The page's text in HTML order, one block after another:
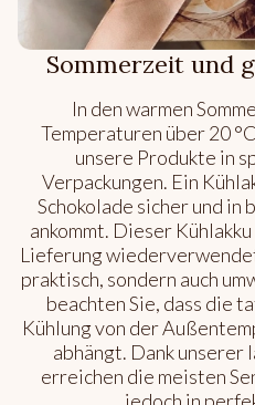
Sommerzeit und
In den warmen
Temperaturen über 20
unsere Produkte in
Verpackungen. Ein
Schokolade sicher und
ankommt. Dieser
Lieferung
praktisch, sondern auch
beachten Sie, dass die
Kühlung von der
abhängt. Dank unserer
erreichen die meisten